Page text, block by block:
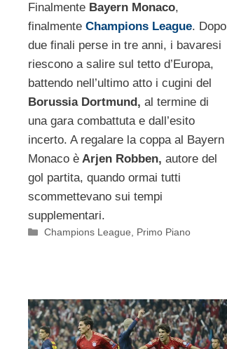
Finalmente Bayern Monaco,
finalmente Champions League. Dopo
due finali perse in tre anni, i bavaresi
riescono a salire sul tetto d’Europa,
battendo nell’ultimo atto i cugini del
Borussia Dortmund, al termine di
una gara combattuta e dall’esito
incerto. A regalare la coppa al Bayern
Monaco è Arjen Robben, autore del
gol partita, quando ormai tutti
scommettevano sui tempi
supplementari.
Categorie
Champions League Primo Piano